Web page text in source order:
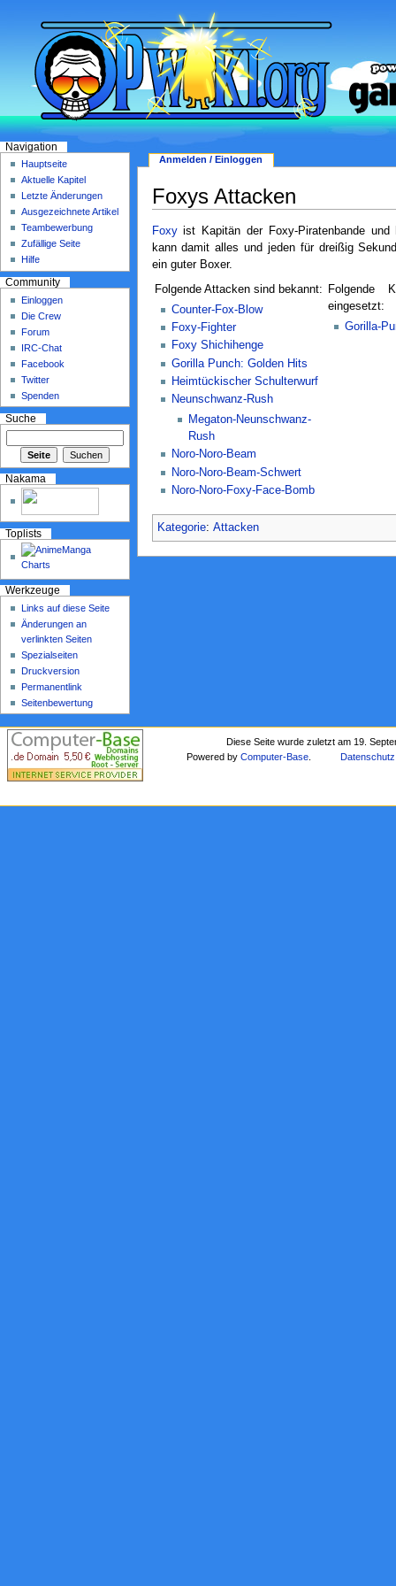
Foxys Attacken
Foxyist Kapitän der Foxy-Piratenbande
kann damit alles und jeden für dreißig
ein guter Boxer.
Folgende Attacken sind bekannt:
Counter-Fox-Blow
Foxy-Fighter
Foxy Shichihenge
Gorilla Punch: Golden Hits
Heimtückischer Schulterwurf
Neunschwanz-Rush
Megaton-Neunschwanz-
Rush
Noro-Noro-Beam
Noro-Noro-Beam-Schwert
Noro-Noro-Foxy-Face-Bomb
Folgende
eingesetzt:
Gorilla-
Kategorie: Attacken
Anmelden / Einloggen
Navigation
Hauptseite
Aktuelle Kapitel
Letzte Änderungen
Ausgezeichnete Artikel
Teambewerbung
Zufällige Seite
Hilfe
Community
Einloggen
Die Crew
Forum
IRC-Chat
Facebook
Twitter
Spenden
Suche
Nakama
Toplists
Werkzeuge
Links auf diese Seite
Änderungen an
verlinkten Seiten
Spezialseiten
Druckversion
Permanentlink
Seitenbewertung
Diese Seite wurde zuletzt am 19.
Powered byComputer-Base Datenschutz